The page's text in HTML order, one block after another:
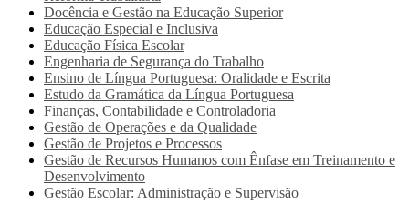
Docência e Gestão na Educação Superior
Educação Especial e Inclusiva
Educação Física Escolar
Engenharia de Segurança do Trabalho
Ensino de Língua Portuguesa: Oralidade e Escrita
Estudo da Gramática da Língua Portuguesa
Finanças, Contabilidade e Controladoria
Gestão de Operações e da Qualidade
Gestão de Projetos e Processos
Gestão de Recursos Humanos com Ênfase em Treinamento e
Desenvolvimento
Gestão Escolar: Administração e Supervisão